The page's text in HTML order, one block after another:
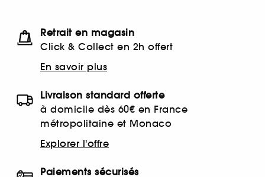
Retrait en magasin
Click & Collect en 2h offert
En savoir plus
Livraison standard offerte
à domicile dès 60€ en France
métropolitaine et Monaco
Explorer l'offre
Paiements sécurisés